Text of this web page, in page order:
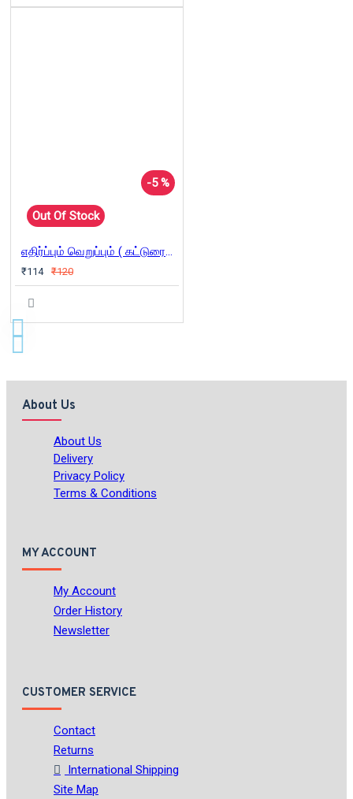
-5 %
Out Of Stock
எதிர்ப்பும் வெறுப்பும் ( கட்டுரைகள்)
₹114 ₹120
About Us
About Us
Delivery
Privacy Policy
Terms & Conditions
MY ACCOUNT
My Account
Order History
Newsletter
CUSTOMER SERVICE
Contact
Returns
International Shipping
Site Map